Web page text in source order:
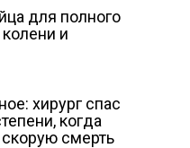
для полного
и
хирург спас
когда
смерть